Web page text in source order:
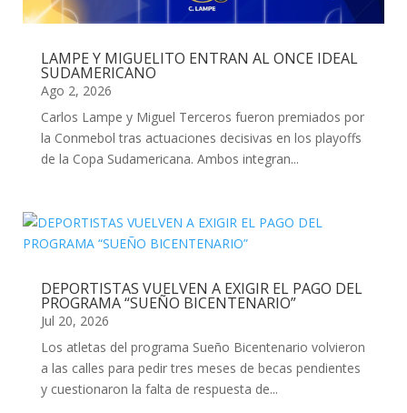
LAMPE Y MIGUELITO ENTRAN AL ONCE IDEAL
SUDAMERICANO
Ago 2, 2026
Carlos Lampe y Miguel Terceros fueron premiados por
la Conmebol tras actuaciones decisivas en los playoffs
de la Copa Sudamericana. Ambos integran...
DEPORTISTAS VUELVEN A EXIGIR EL PAGO DEL
PROGRAMA “SUEÑO BICENTENARIO”
Jul 20, 2026
Los atletas del programa Sueño Bicentenario volvieron
a las calles para pedir tres meses de becas pendientes
y cuestionaron la falta de respuesta de...